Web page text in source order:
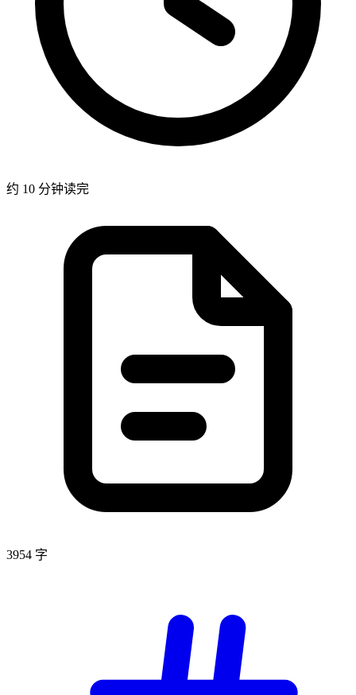
约 10 分钟读完
3954 字